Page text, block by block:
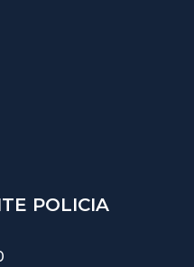
POLICIA